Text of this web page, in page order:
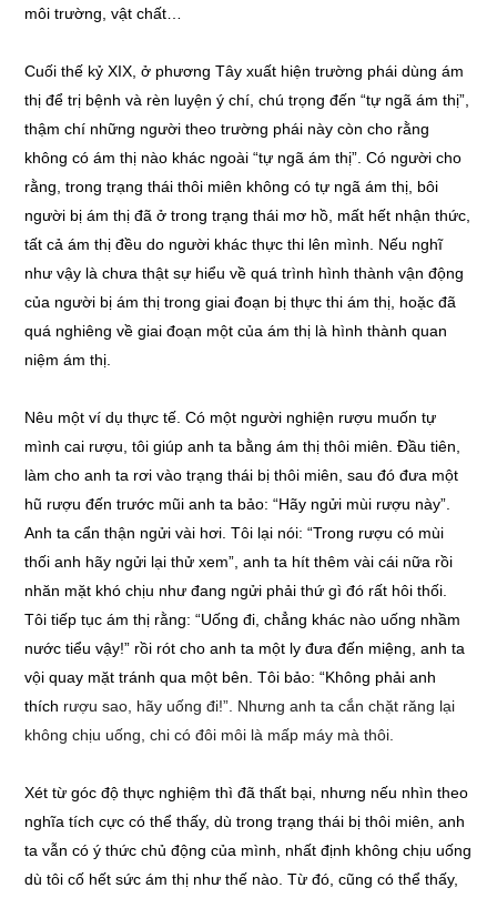
môi trường, vật chất…
Cuối thế kỷ XIX, ở phương Tây xuất hiện trường phái dùng ám
thị để trị bệnh và rèn luyện ý chí, chú trọng đến “tự ngã ám thị”,
thậm chí những người theo trường phái này còn cho rằng
không có ám thị nào khác ngoài “tự ngã ám thị”. Có người cho
rằng, trong trạng thái thôi miên không có tự ngã ám thị, bôi
người bị ám thị đã ở trong trạng thái mơ hồ, mất hết nhận thức,
tất cả ám thị đều do người khác thực thi lên mình. Nếu nghĩ
như vậy là chưa thật sự hiểu về quá trình hình thành vận động
của người bị ám thị trong giai đoạn bị thực thi ám thị, hoặc đã
quá nghiêng về giai đoạn một của ám thị là hình thành quan
niệm ám thị.
Nêu một ví dụ thực tế. Có một người nghiện rượu muốn tự
mình cai rượu, tôi giúp anh ta bằng ám thị thôi miên. Đầu tiên,
làm cho anh ta rơi vào trạng thái bị thôi miên, sau đó đưa một
hũ rượu đến trước mũi anh ta bảo: “Hãy ngửi mùi rượu này”.
Anh ta cẩn thận ngửi vài hơi. Tôi lại nói: “Trong rượu có mùi
thối anh hãy ngửi lại thử xem”, anh ta hít thêm vài cái nữa rồi
nhăn mặt khó chịu như đang ngửi phải thứ gì đó rất hôi thối.
Tôi tiếp tục ám thị rằng: “Uống đi, chẳng khác nào uống nhầm
nước tiểu vậy!” rồi rót cho anh ta một ly đưa đến miệng, anh ta
vội quay mặt tránh qua một bên. Tôi bảo: “Không phải anh
thích rượu sao, hãy uống đi!”. Nhưng anh ta cắn chặt răng lại
không chịu uống, chi có đôi môi là mấp máy mà thôi.
Xét từ góc độ thực nghiệm thì đã thất bại, nhưng nếu nhìn theo
nghĩa tích cực có thể thấy, dù trong trạng thái bị thôi miên, anh
ta vẫn có ý thức chủ động của mình, nhất định không chịu uống
dù tôi cố hết sức ám thị như thế nào. Từ đó, cũng có thể thấy,